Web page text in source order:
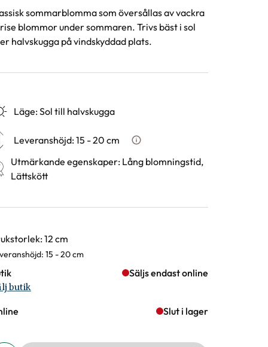
sommarblomma som översållas av vackra
blommor under sommaren. Trivs bäst i sol
halvskugga på vindskyddad plats.
Läge:Sol till halvskugga
Leveranshöjd:15 - 20 cm
Hur vi mäter leveranshöjd på
Utmärkande egenskaper: Lång blomningstid,
Lättskött
12 cm
15 - 20 cm
Säljs endast online
butik
Slut i lager